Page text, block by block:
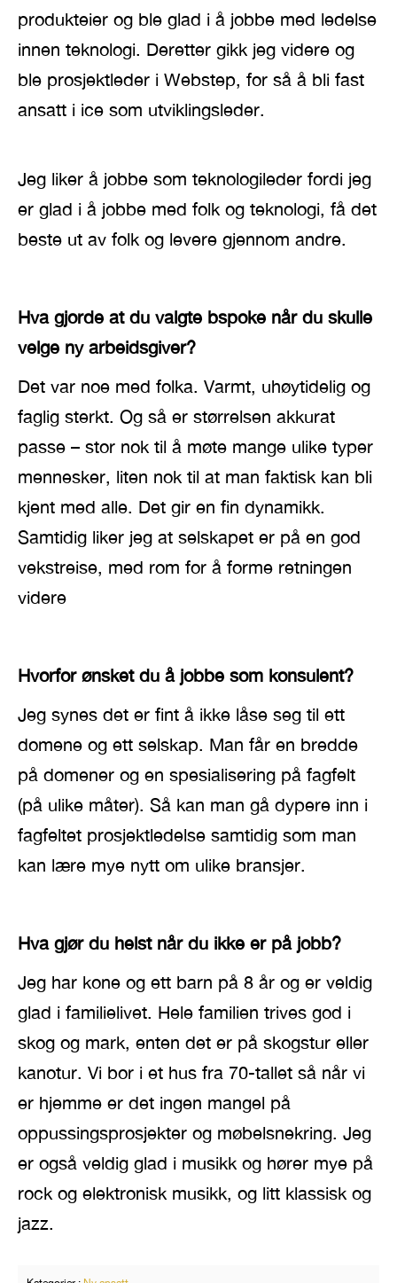
produkteier og ble glad i å jobbe med ledelse
innen teknologi. Deretter gikk jeg videre og
ble prosjektleder i Webstep, for så å bli fast
ansatt i ice som utviklingsleder.
Jeg liker å jobbe som teknologileder fordi jeg
er glad i å jobbe med folk og teknologi, få det
beste ut av folk og levere gjennom andre.
Hva gjorde at du valgte bspoke når du skulle
velge ny arbeidsgiver?
Det var noe med folka. Varmt, uhøytidelig og
faglig sterkt. Og så er størrelsen akkurat
passe – stor nok til å møte mange ulike typer
mennesker, liten nok til at man faktisk kan bli
kjent med alle. Det gir en fin dynamikk.
Samtidig liker jeg at selskapet er på en god
vekstreise, med rom for å forme retningen
videre
Hvorfor ønsket du å jobbe som konsulent?
Jeg synes det er fint å ikke låse seg til ett
domene og ett selskap. Man får en bredde
på domener og en spesialisering på fagfelt
(på ulike måter). Så kan man gå dypere inn i
fagfeltet prosjektledelse samtidig som man
kan lære mye nytt om ulike bransjer.
Hva gjør du helst når du ikke er på jobb?
Jeg har kone og ett barn på 8 år og er veldig
glad i familielivet. Hele familien trives god i
skog og mark, enten det er på skogstur eller
kanotur. Vi bor i et hus fra 70-tallet så når vi
er hjemme er det ingen mangel på
oppussingsprosjekter og møbelsnekring. Jeg
er også veldig glad i musikk og hører mye på
rock og elektronisk musikk, og litt klassisk og
jazz.